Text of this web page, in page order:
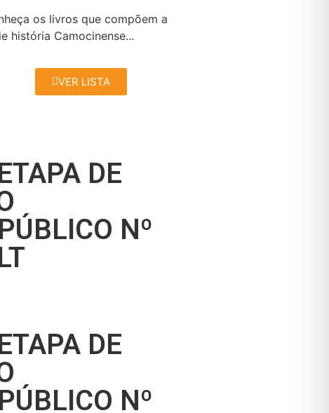
os livros que compõem a
história Camocinense...
VER LISTA
DE
Nº
DE
Nº